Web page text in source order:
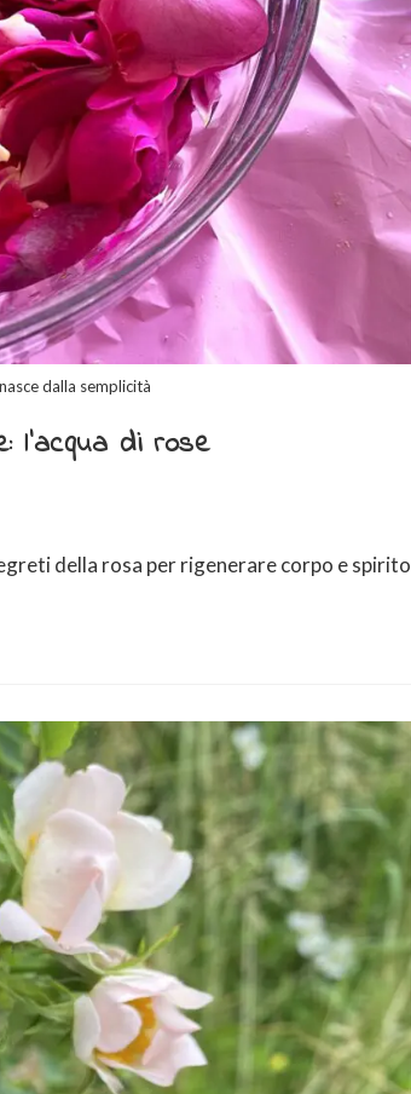
dalla semplicità
l’acqua di rose
della rosa per rigenerare corpo e spirito